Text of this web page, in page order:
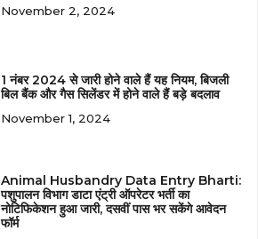
November 2, 2024
1 नंबर 2024 से जारी होने वाले हैं यह नियम, बिजली
बिल बैंक और गैस सिलेंडर में होने वाले हैं बड़े बदलाव
November 1, 2024
Animal Husbandry Data Entry Bharti:
पशुपालन विभाग डाटा एंट्री ऑपरेटर भर्ती का
नोटिफिकेशन हुआ जारी, दसवीं पास भर सकेंगे आवेदन
फॉर्म